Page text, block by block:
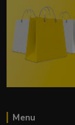
Menu